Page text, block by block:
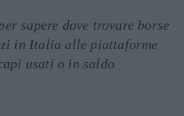
sapere dove trovare borse
in Italia alle piattaforme
usati o in saldo